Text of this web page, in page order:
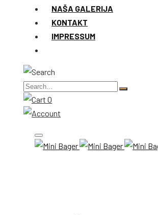
NAŠA GALERIJA
KONTAKT
IMPRESSUM
0